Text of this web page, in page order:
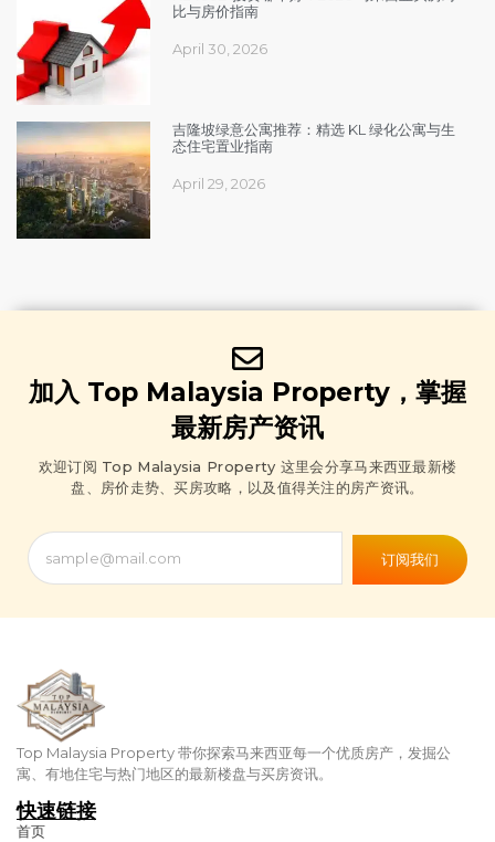
比与房价指南
April 30, 2026
吉隆坡绿意公寓推荐：精选 KL 绿化公寓与生
态住宅置业指南
April 29, 2026
加入 Top Malaysia Property，掌握
最新房产资讯
欢迎订阅 Top Malaysia Property 这里会分享马来西亚最新楼
盘、房价走势、买房攻略，以及值得关注的房产资讯。
订阅我们
Top Malaysia Property 带你探索马来西亚每一个优质房产，发掘公
寓、有地住宅与热门地区的最新楼盘与买房资讯。
快速链接
首页